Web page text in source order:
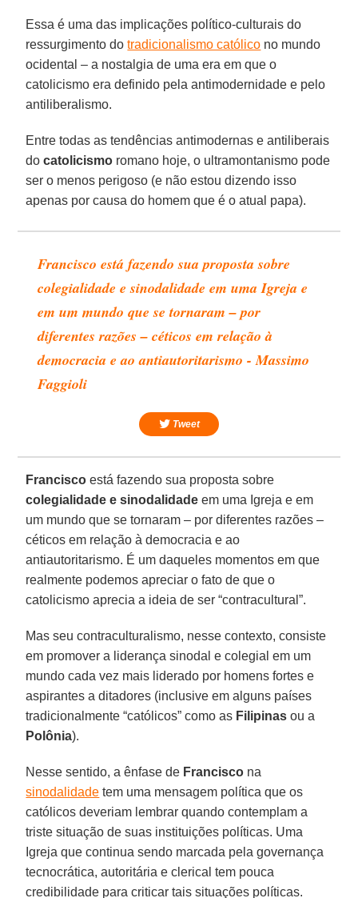
Essa é uma das implicações político-culturais do
ressurgimento dotradicionalismo católico no mundo
ocidental – a nostalgia de uma era em que o
catolicismo era definido pela antimodernidade e pelo
antiliberalismo.
Entre todas as tendências antimodernas e antiliberais
docatolicismo romano hoje, o ultramontanismo pode
ser o menos perigoso (e não estou dizendo isso
apenas por causa do homem que é o atual papa).
Francisco está fazendo sua proposta sobre
colegialidade e sinodalidade em uma Igreja e
em um mundo que se tornaram – por
diferentes razões – céticos em relação à
democracia e ao antiautoritarismo - Massimo
Faggioli
Tweet
Francisco está fazendo sua proposta sobre
colegialidade e sinodalidade em uma Igreja e em
um mundo que se tornaram – por diferentes razões –
céticos em relação à democracia e ao
antiautoritarismo. É um daqueles momentos em que
realmente podemos apreciar o fato de que o
catolicismo aprecia a ideia de ser “contracultural”.
Mas seu contraculturalismo, nesse contexto, consiste
em promover a liderança sinodal e colegial em um
mundo cada vez mais liderado por homens fortes e
aspirantes a ditadores (inclusive em alguns países
tradicionalmente “católicos” como as Filipinas ou a
Polônia).
Nesse sentido, a ênfase de Francisco na
sinodalidade tem uma mensagem política que os
católicos deveriam lembrar quando contemplam a
triste situação de suas instituições políticas. Uma
Igreja que continua sendo marcada pela governança
tecnocrática, autoritária e clerical tem pouca
credibilidade para criticar tais situações políticas.